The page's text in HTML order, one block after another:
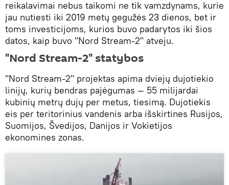
reikalavimai nebus taikomi ne tik vamzdynams, kurie
jau nutiesti iki 2019 metų gegužės 23 dienos, bet ir
toms investicijoms, kurios buvo padarytos iki šios
datos, kaip buvo "Nord Stream-2" atveju.
"Nord Stream-2" statybos
"Nord Stream-2" projektas apima dviejų dujotiekio
linijų, kurių bendras pajėgumas — 55 milijardai
kubinių metrų dujų per metus, tiesimą. Dujotiekis
eis per teritorinius vandenis arba išskirtines Rusijos,
Suomijos, Švedijos, Danijos ir Vokietijos
ekonomines zonas.